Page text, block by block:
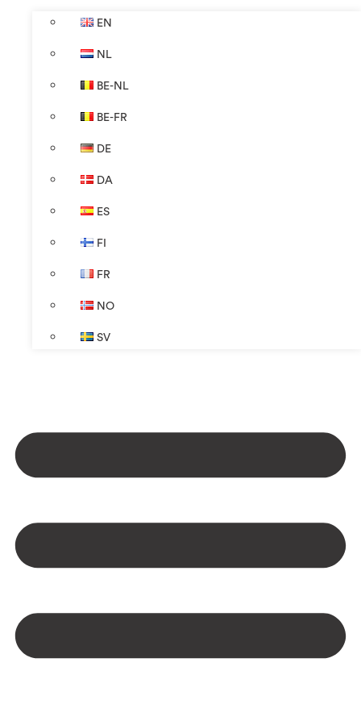
EN
NL
BE-NL
BE-FR
DE
DA
ES
FI
FR
NO
SV